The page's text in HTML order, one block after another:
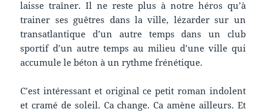
laisse traîner. Il ne reste plus à notre héros qu’à
trainer ses guêtres dans la ville, lézarder sur un
transatlantique d’un autre temps dans un club
sportif d’un autre temps au milieu d’une ville qui
accumule le béton à un rythme frénétique.
C’est intéressant et original ce petit roman indolent
et cramé de soleil. Ca change. Ca amène ailleurs. Et